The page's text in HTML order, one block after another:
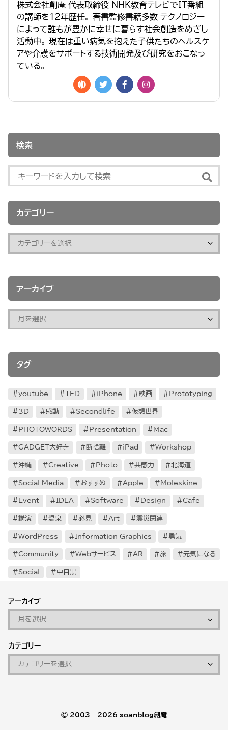
株式会社創庵 代表取締役 NHK教育テレビでIT番組
の講師を１２年歴任。 著書監修書籍多数 テクノロジー
によって誰もが豊かに幸せに暮らす社会創造をめざし
活動中。 現在は重い病気を抱えた子供たちのヘルスケ
アや介護をサポートする技術開発及び研究をおこなっ
ている。
検索
カテゴリー
アーカイブ
タグ
youtube TED iPhone 映画 Prototyping
3D 感動 Secondlife 仮想世界
PHOTOWORDS Presentation Mac
GADGET大好き 断捨離 iPad Workshop
沖縄 Creative Photo 共感力 北海道
Social Media おすすめ Apple Moleskine
Event IDEA Software Design Cafe
講演 温泉 必見 Art 震災関連
WordPress Information Graphics 勇気
Community Webサービス AR 旅 元気になる
Social 中目黒
アーカイブ
カテゴリー
© 2003 - 2026 soanblog創庵